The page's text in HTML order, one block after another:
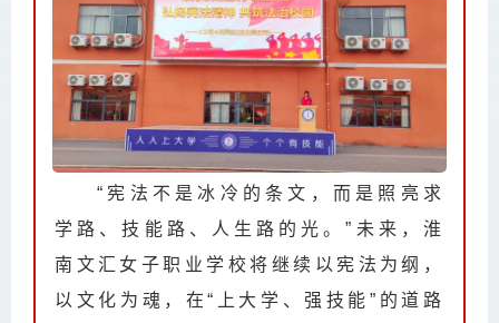
“宪法不是冰冷的条文，而是照亮求
学路、技能路、人生路的光。”未来，淮
南文汇女子职业学校将继续以宪法为纲，
以文化为魂，在“上大学、强技能”的道路